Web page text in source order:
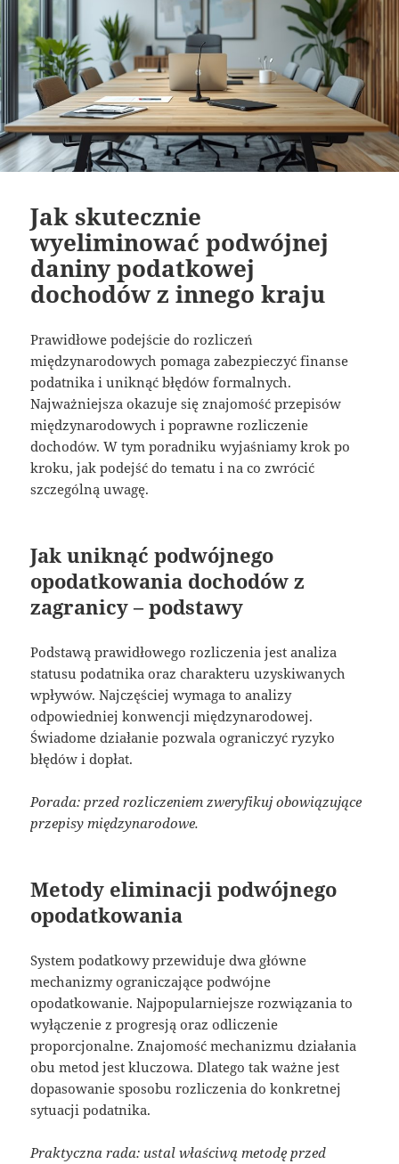
Jak skutecznie
wyeliminować podwójnej
daniny podatkowej
dochodów z innego kraju
Prawidłowe podejście do rozliczeń
międzynarodowych pomaga zabezpieczyć finanse
podatnika i uniknąć błędów formalnych.
Najważniejsza okazuje się znajomość przepisów
międzynarodowych i poprawne rozliczenie
dochodów. W tym poradniku wyjaśniamy krok po
kroku, jak podejść do tematu i na co zwrócić
szczególną uwagę.
Jak uniknąć podwójnego
opodatkowania dochodów z
zagranicy – podstawy
Podstawą prawidłowego rozliczenia jest analiza
statusu podatnika oraz charakteru uzyskiwanych
wpływów. Najczęściej wymaga to analizy
odpowiedniej konwencji międzynarodowej.
Świadome działanie pozwala ograniczyć ryzyko
błędów i dopłat.
Porada: przed rozliczeniem zweryfikuj obowiązujące
przepisy międzynarodowe.
Metody eliminacji podwójnego
opodatkowania
System podatkowy przewiduje dwa główne
mechanizmy ograniczające podwójne
opodatkowanie. Najpopularniejsze rozwiązania to
wyłączenie z progresją oraz odliczenie
proporcjonalne. Znajomość mechanizmu działania
obu metod jest kluczowa. Dlatego tak ważne jest
dopasowanie sposobu rozliczenia do konkretnej
sytuacji podatnika.
Praktyczna rada: ustal właściwą metodę przed